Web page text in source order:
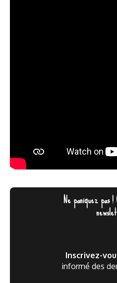
Ne paniquez pas
Inscrivez-
informé des